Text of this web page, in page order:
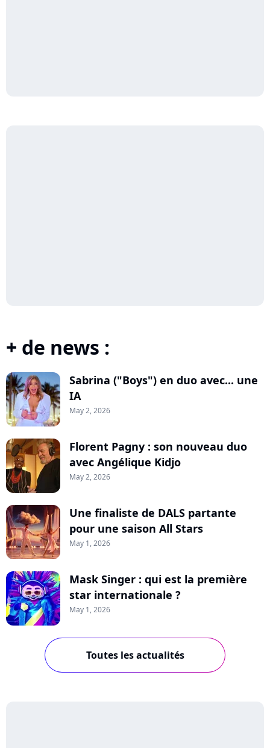
+ de news :
Sabrina ("Boys") en duo avec... une
IA
May 2, 2026
Florent Pagny : son nouveau duo
avec Angélique Kidjo
May 2, 2026
Une finaliste de DALS partante
pour une saison All Stars
May 1, 2026
Mask Singer : qui est la première
star internationale ?
May 1, 2026
Toutes les actualités